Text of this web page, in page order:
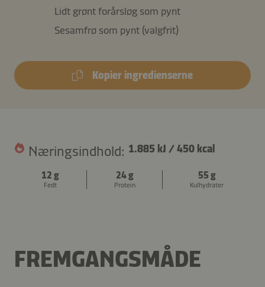
Lidt grønt forårsløg som pynt
Sesamfrø som pynt (valgfrit)
Kopier ingredienserne
Næringsindhold: 1.885 kJ /450 kcal
12 g
Fedt
24 g
Protein
55 g
Kulhydrater
FREMGANGSMÅDE